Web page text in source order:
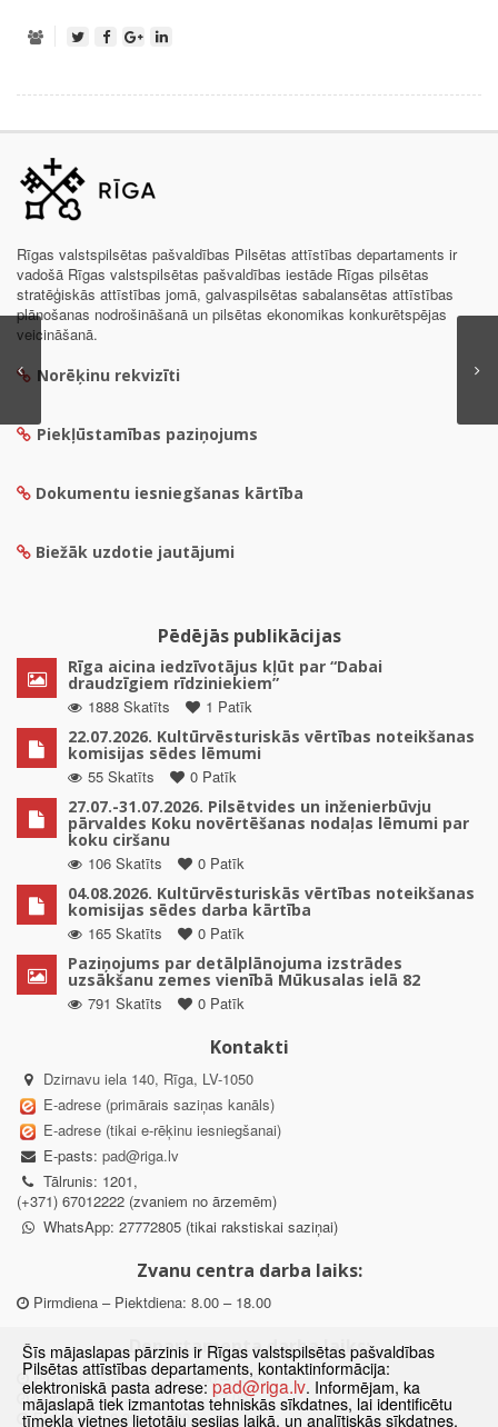
Rīgas valstspilsētas pašvaldības Pilsētas attīstības departaments ir
vadošā Rīgas valstspilsētas pašvaldības iestāde Rīgas pilsētas
stratēģiskās attīstības jomā, galvaspilsētas sabalansētas attīstības
plānošanas nodrošināšanā un pilsētas ekonomikas konkurētspējas
veicināšanā.
Norēķinu rekvizīti
Piekļūstamības paziņojums
Dokumentu iesniegšanas kārtība
Biežāk uzdotie jautājumi
Pēdējās publikācijas
Rīga aicina iedzīvotājus kļūt par “Dabai
draudzīgiem rīdziniekiem”
1888 Skatīts
1 Patīk
22.07.2026. Kultūrvēsturiskās vērtības noteikšanas
komisijas sēdes lēmumi
55 Skatīts
0 Patīk
27.07.-31.07.2026. Pilsētvides un inženierbūvju
pārvaldes Koku novērtēšanas nodaļas lēmumi par
koku ciršanu
106 Skatīts
0 Patīk
04.08.2026. Kultūrvēsturiskās vērtības noteikšanas
komisijas sēdes darba kārtība
165 Skatīts
0 Patīk
Paziņojums par detālplānojuma izstrādes
uzsākšanu zemes vienībā Mūkusalas ielā 82
791 Skatīts
0 Patīk
Kontakti
Dzirnavu iela 140, Rīga, LV-1050
E-adrese (primārais saziņas kanāls)
E-adrese (tikai e-rēķinu iesniegšanai)
E-pasts: pad@riga.lv
Tālrunis: 1201,
(+371) 67012222 (zvaniem no ārzemēm)
WhatsApp: 27772805 (tikai rakstiskai saziņai)
Zvanu centra darba laiks:
Pirmdiena – Piektdiena: 8.00 – 18.00
Departamenta darba laiks:
Pirmdiena, Ceturtdiena: 8.30 – 18.00
Otrdiena, Trešdiena: 8.30 – 17.00
Piektdiena: 8.30 – 15.00
Šīs mājaslapas pārzinis ir Rīgas valstspilsētas pašvaldības
Pilsētas attīstības departaments, kontaktinformācija:
elektroniskā pasta adrese: pad@riga.lv. Informējam, ka
mājaslapā tiek izmantotas tehniskās sīkdatnes, lai identificētu
tīmekļa vietnes lietotāju sesijas laikā, un analītiskās sīkdatnes,